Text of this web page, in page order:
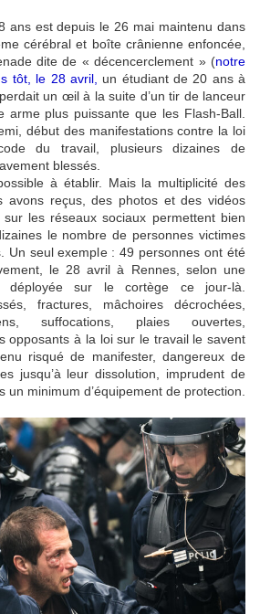
ans est depuis le 26 mai maintenu dans
cérébral et boîte crânienne enfoncée,
dite de « décencerclement » (notre
tôt, le 28 avril,
un étudiant de 20 ans à
un œil à la suite d’un tir de lanceur
arme plus puissante que les Flash-Ball.
début des manifestations contre la loi
du travail, plusieurs dizaines de
blessés.
à établir. Mais la multiplicité des
avons reçus, des photos et des vidéos
les réseaux sociaux permettent bien
le nombre de personnes victimes
Un seul exemple : 49 personnes ont été
le 28 avril à Rennes, selon une
déployée sur le cortège ce jour-là.
fractures, mâchoires décrochées,
suffocations, plaies ouvertes,
opposants à la loi sur le travail le savent
risqué de manifester, dangereux de
jusqu’à leur dissolution, imprudent de
un minimum d’équipement de protection.